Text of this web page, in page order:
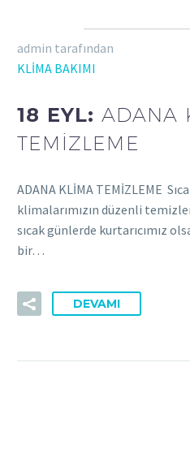
admin tarafından
KLİMA BAKIMI
18 EYL: ADANA
TEMİZLEME
ADANA KLİMA TEMİZLEME
klimalarımızın düzenli
sıcak günlerde kurtarıcımız
bir…
DEVAMI